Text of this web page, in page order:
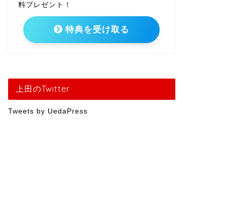
料プレゼント！
特典を受け取る
上田のTwitter
Tweets by UedaPress